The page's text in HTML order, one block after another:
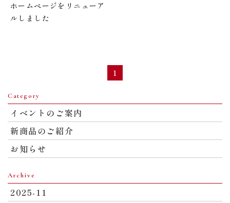
ホームページをリニューア
ルしました
1
Category
イベントのご案内
新商品のご紹介
お知らせ
Archive
2025-11